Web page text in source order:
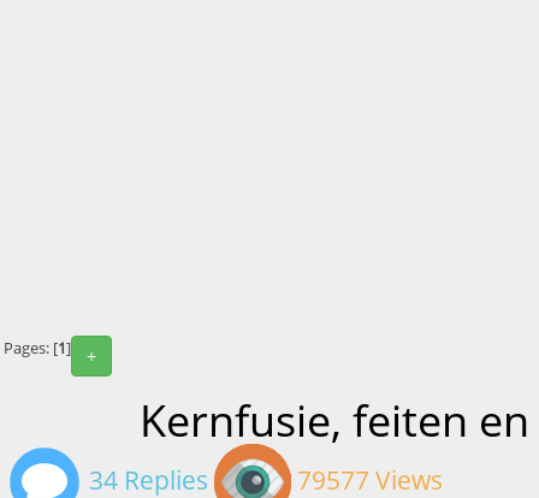
+
Pages: [1]
Kernfusie, feiten
34 Replies 79577 Views